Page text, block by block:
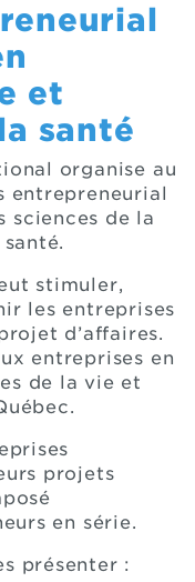
et
santé
organise au
entrepreneurial
sciences de la
stimuler,
les entreprises
d’affaires.
entreprises en
de la vie et
projets
en série.
présenter :